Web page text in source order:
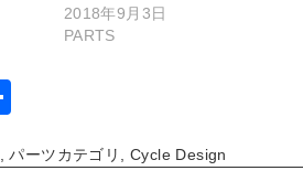
2018年9月3日
PARTS
,パーツカテゴリ Cycle Design